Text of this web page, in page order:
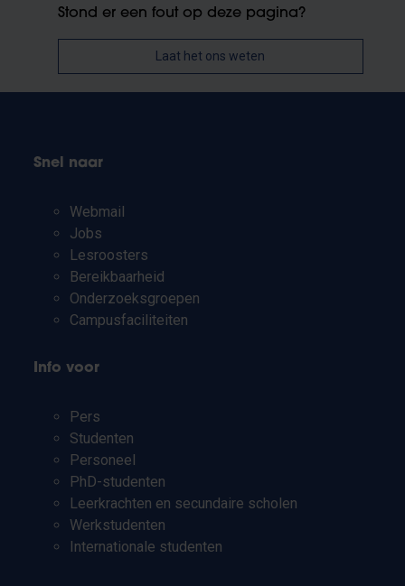
Stond er een fout op deze pagina?
Laat het ons weten
Snel naar
Webmail
Jobs
Lesroosters
Bereikbaarheid
Onderzoeksgroepen
Campusfaciliteiten
Info voor
Pers
Studenten
Personeel
PhD-studenten
Leerkrachten en secundaire scholen
Werkstudenten
Internationale studenten